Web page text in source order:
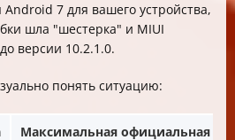
7 для вашего устройства,
шла "шестерка" и MIUI
версии 10.2.1.0.
понять ситуацию:
Максимальная официальная